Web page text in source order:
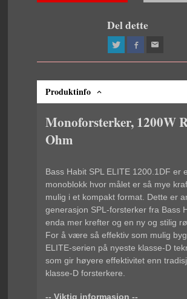
Del dette
Produktinfo
Monoforsterker, 1200W
Ohm
Bass Habit SPL ELITE 1200.1DF er
monoblokk hvor målet er så mye
mulig i et kompakt format. Dette er
generasjon SPL-forsterker fra Bass
enda mer krefter og en ny og stilig
For å være så effektiv som mulig
ELITE-serien på nyeste klasse-D
som gir høyere effektivitet enn
klasse-D forsterkere.
-- Viktig informasjon --